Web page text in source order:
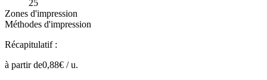
25
Zones d'impression
Méthodes d'impression
Récapitulatif :
à partir de0,88€ /u.